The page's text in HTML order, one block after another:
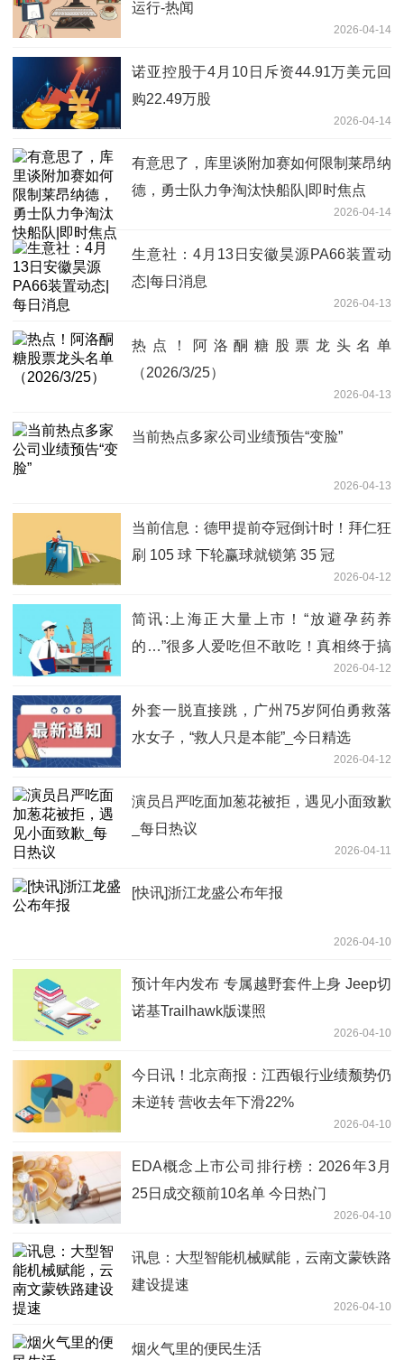
运行-热闻
2026-04-14
诺亚控股于4月10日斥资44.91万美元回
购22.49万股
2026-04-14
有意思了，库里谈附加赛如何限制莱昂纳
德，勇士队力争淘汰快船队|即时焦点
2026-04-14
生意社：4月13日安徽昊源PA66装置动
态|每日消息
2026-04-13
热点！阿洛酮糖股票龙头名单
（2026/3/25）
2026-04-13
当前热点多家公司业绩预告“变脸”
2026-04-13
当前信息：德甲提前夺冠倒计时！拜仁狂
刷 105 球 下轮赢球就锁第 35 冠
2026-04-12
简讯:上海正大量上市！“放避孕药养
的…”很多人爱吃但不敢吃！真相终于搞
2026-04-12
外套一脱直接跳，广州75岁阿伯勇救落
水女子，“救人只是本能”_今日精选
2026-04-12
演员吕严吃面加葱花被拒，遇见小面致歉
_每日热议
2026-04-11
[快讯]浙江龙盛公布年报
2026-04-10
预计年内发布 专属越野套件上身 Jeep切
诺基Trailhawk版谍照
2026-04-10
今日讯！北京商报：江西银行业绩颓势仍
未逆转 营收去年下滑22%
2026-04-10
EDA概念上市公司排行榜：2026年3月
25日成交额前10名单 今日热门
2026-04-10
讯息：大型智能机械赋能，云南文蒙铁路
建设提速
2026-04-10
烟火气里的便民生活